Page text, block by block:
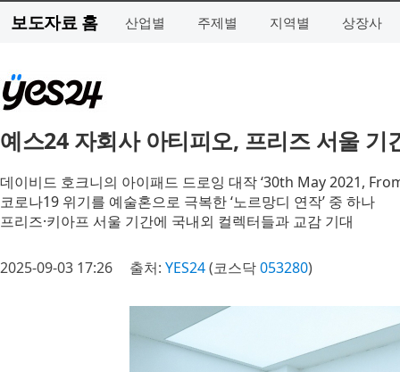
보도자료 홈 산업별 주제별 지역별 상장사
예스24 자회사 아티피오, 프리즈 서울
데이비드 호크니의 아이패드 드로잉 대작 ‘30th May 2021,
코로나19 위기를 예술혼으로 극복한 ‘노르망디 연작’ 중 하나
프리즈·키아프 서울 기간에 국내외 컬렉터들과 교감 기대
2025-09-03 17:26 출처: YES24(코스닥053280)